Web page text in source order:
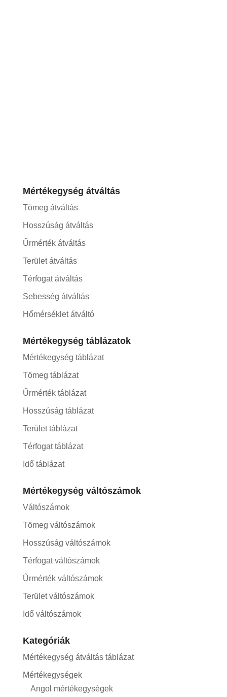
Mértékegység átváltás
Tömeg átváltás
Hosszúság átváltás
Űrmérték átváltás
Terület átváltás
Térfogat átváltás
Sebesség átváltás
Hőmérséklet átváltó
Mértékegység táblázatok
Mértékegység táblázat
Tömeg táblázat
Űrmérték táblázat
Hosszúság táblázat
Terület táblázat
Térfogat táblázat
Idő táblázat
Mértékegység váltószámok
Váltószámok
Tömeg váltószámok
Hosszúság váltószámok
Térfogat váltószámok
Űrmérték váltószámok
Terület váltószámok
Idő váltószámok
Kategóriák
Mértékegység átváltás táblázat
Mértékegységek
Angol mértékegységek